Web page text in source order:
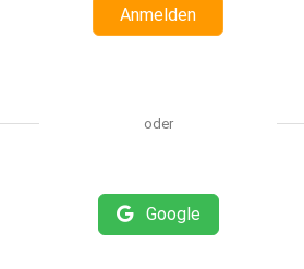
Anmelden
oder
Google